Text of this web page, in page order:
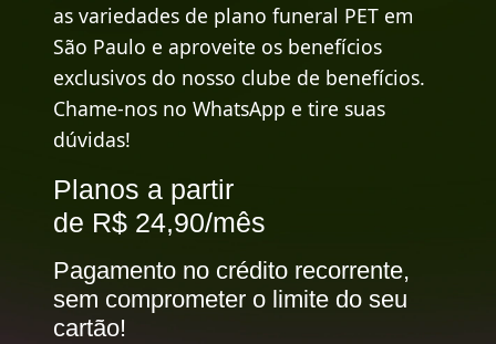
as variedades de plano funeral PET em
São Paulo e aproveite os benefícios
exclusivos do nosso clube de benefícios.
Chame-nos no WhatsApp e tire suas
dúvidas!
Planos a partir
de R$ 24,90/mês
Pagamento no crédito recorrente,
sem comprometer o limite do seu
cartão!